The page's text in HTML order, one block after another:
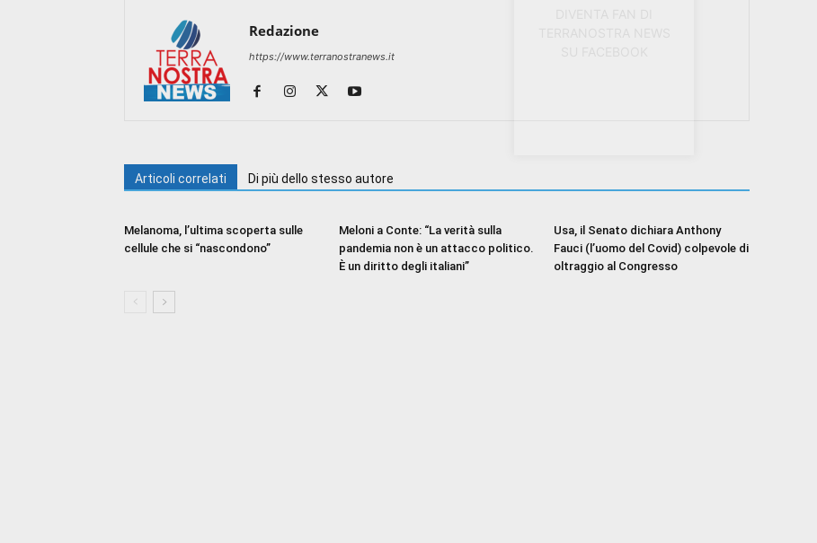
Redazione
https://www.terranostranews.it
Articoli correlati Di più dello stesso autore
Melanoma, l’ultima scoperta sulle
cellule che si “nascondono”
Meloni a Conte: “La verità sulla
pandemia non è un attacco politico.
È un diritto degli italiani”
Usa, il Senato dichiara Anthony
Fauci (l’uomo del Covid) colpevole di
oltraggio al Congresso